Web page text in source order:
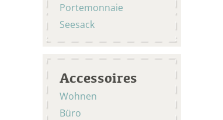
Portemonnaie
Seesack
Accessoires
Wohnen
Büro